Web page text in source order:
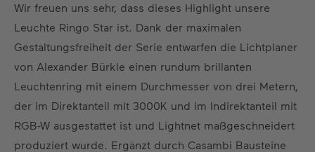
Wir freuen uns sehr, dass dieses Highlight unsere
Leuchte Ringo Star ist. Dank der maximalen
Gestaltungsfreiheit der Serie entwarfen die Lichtplaner
von Alexander Bürkle einen rundum brillanten
Leuchtenring mit einem Durchmesser von drei Metern,
der im Direktanteil mit 3000K und im Indirektanteil mit
RGB-W ausgestattet ist und Lightnet maßgeschneidert
produziert wurde. Ergänzt durch Casambi Bausteine